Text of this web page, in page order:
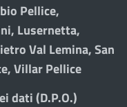
Pellice,
Lusernetta,
Val Lemina, San
Villar Pellice
dati (D.P.O.)